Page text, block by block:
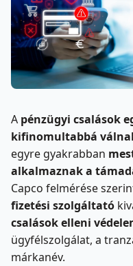
A pénzügyi csalások
kifinomultabbá
egyre gyakrabban
alkalmaznak a
Capco felmérése
fizetési szolgáltató
csalások elleni
ügyfélszolgálat, a
márkanév.